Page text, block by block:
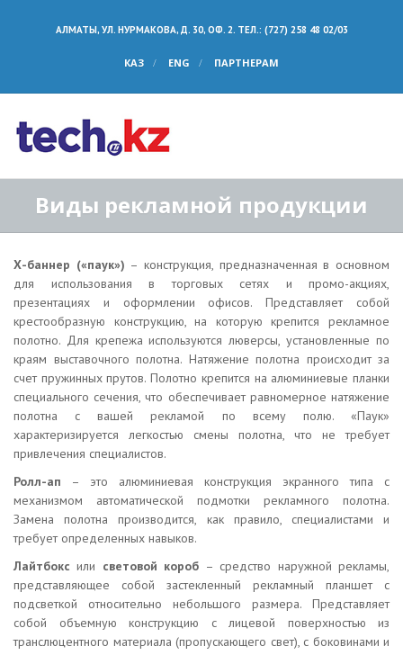
АЛМАТЫ, УЛ. НУРМАКОВА, Д. 30, ОФ. 2. ТЕЛ.: (727) 258 48 02/03
КАЗ ENG ПАРТНЕРАМ
Виды рекламной продукции
Х-баннер («паук») – конструкция, предназначенная в основном
для использования в торговых сетях и промо-акциях,
презентациях и оформлении офисов. Представляет собой
крестообразную конструкцию, на которую крепится рекламное
полотно. Для крепежа используются люверсы, установленные по
краям выставочного полотна. Натяжение полотна происходит за
счет пружинных прутов. Полотно крепится на алюминиевые планки
специального сечения, что обеспечивает равномерное натяжение
полотна с вашей рекламой по всему полю. «Паук»
характеризируется легкостью смены полотна, что не требует
привлечения специалистов.
Ролл-ап – это алюминиевая конструкция экранного типа с
механизмом автоматической подмотки рекламного полотна.
Замена полотна производится, как правило, специалистами и
требует определенных навыков.
Лайтбокс или световой короб – средство наружной рекламы,
представляющее собой застекленный рекламный планшет с
подсветкой относительно небольшого размера. Представляет
собой объемную конструкцию с лицевой поверхностью из
транслюцентного материала (пропускающего свет), с боковинами и